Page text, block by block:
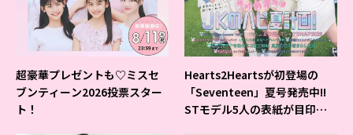
超豪華プレゼントも♡ミスセ
ブンティーン2026投票スター
ト！
Hearts2Heartsが初登場の
「Seventeen」夏号発売中!!
STモデル5人の表紙が目印だ